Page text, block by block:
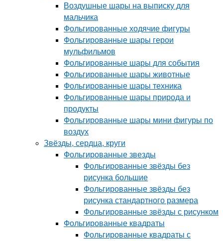
Воздушные шары на выписку для
мальчика
Фольгированные ходячие фигуры
Фольгированные шары герои
мульфильмов
Фольгированные шары для события
Фольгированные шары животные
Фольгированные шары техника
Фольгированные шары природа и
продукты
Фольгированные шары мини фигуры по
воздух
Звёзды, сердца, круги
Фольгированные звезды
Фольгированные звёзды без
рисунка большие
Фольгированные звёзды без
рисунка стандартного размера
Фольгированные звёзды с рисунком
Фольгированные квадраты
Фольгированные квадраты с